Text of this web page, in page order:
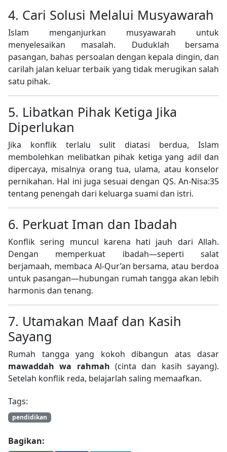
4. Cari Solusi Melalui Musyawarah
Islam menganjurkan musyawarah untuk
menyelesaikan masalah. Duduklah bersama
pasangan, bahas persoalan dengan kepala dingin, dan
carilah jalan keluar terbaik yang tidak merugikan salah
satu pihak.
5. Libatkan Pihak Ketiga Jika
Diperlukan
Jika konflik terlalu sulit diatasi berdua, Islam
membolehkan melibatkan pihak ketiga yang adil dan
dipercaya, misalnya orang tua, ulama, atau konselor
pernikahan. Hal ini juga sesuai dengan QS. An-Nisa:35
tentang penengah dari keluarga suami dan istri.
6. Perkuat Iman dan Ibadah
Konflik sering muncul karena hati jauh dari Allah.
Dengan memperkuat ibadah—seperti salat
berjamaah, membaca Al-Qur’an bersama, atau berdoa
untuk pasangan—hubungan rumah tangga akan lebih
harmonis dan tenang.
7. Utamakan Maaf dan Kasih
Sayang
Rumah tangga yang kokoh dibangun atas dasar
mawaddah wa rahmah (cinta dan kasih sayang).
Setelah konflik reda, belajarlah saling memaafkan.
Tags:
pendidikan
Bagikan: